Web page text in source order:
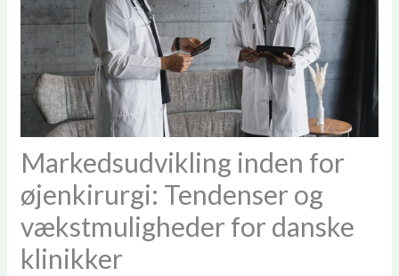
Markedsudvikling inden for
øjenkirurgi: Tendenser og
vækstmuligheder for danske
klinikker